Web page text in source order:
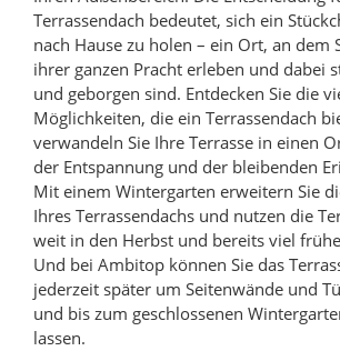
Terrassendach bedeutet, sich ein
nach Hause zu holen – ein Ort, an dem
ihrer ganzen Pracht erleben und dabei
und geborgen sind. Entdecken Sie die
Möglichkeiten, die ein Terrassendach
verwandeln Sie Ihre Terrasse in einen
der Entspannung und der bleibenden
Mit einem Wintergarten erweitern Sie
Ihres Terrassendachs und nutzen die
weit in den Herbst und bereits viel
Und bei Ambitop können Sie das
jederzeit später um Seitenwände und
und bis zum geschlossenen
lassen.